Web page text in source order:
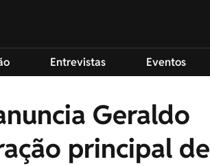
Entrevistas Eventos
Geraldo
principal de